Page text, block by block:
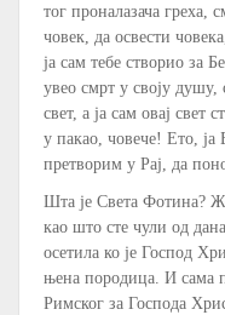
тог проналазача греха,
човек, да освести
ја сам тебе створио за
увео смрт у своју душу,
свет, а ја сам овај свет
у пакао, човече! Ето, ја
претворим у Рај, да
Шта је Света Фотина?
као што сте чули од
осетила ко је Господ
њена породица. И сама
Римског за Господа